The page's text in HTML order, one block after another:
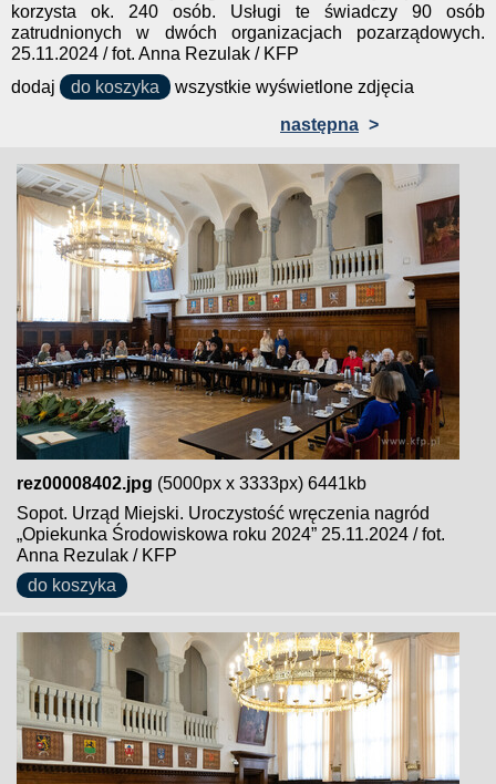
korzysta ok. 240 osób. Usługi te świadczy 90 osób
zatrudnionych w dwóch organizacjach pozarządowych.
25.11.2024 / fot. Anna Rezulak / KFP
dodaj
do koszyka
wszystkie wyświetlone zdjęcia
następna >
rez00008402.jpg (5000px x 3333px) 6441kb
Sopot. Urząd Miejski. Uroczystość wręczenia nagród
„Opiekunka Środowiskowa roku 2024” 25.11.2024 / fot.
Anna Rezulak / KFP
do koszyka